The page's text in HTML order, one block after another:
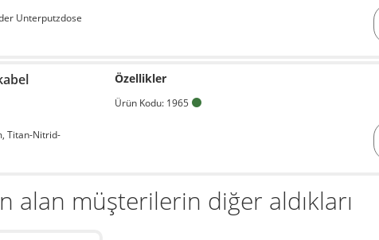
Unterputzdose
Titan-Nitrid-
Özellikler
Ürün Kodu: 1965
alan müşterilerin diğer aldıkları